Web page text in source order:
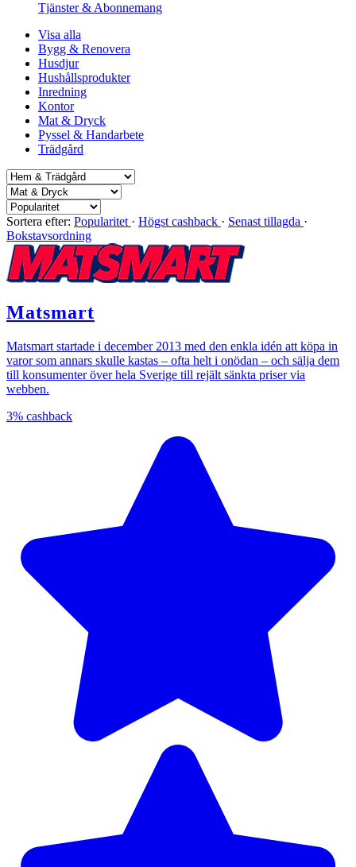
Tjänster & Abonnemang
Visa alla
Bygg & Renovera
Husdjur
Hushållsprodukter
Inredning
Kontor
Mat & Dryck
Pyssel & Handarbete
Trädgård
Sortera efter: Popularitet · Högst cashback · Senast tillagda ·
Bokstavsordning
Matsmart
Matsmart startade i december 2013 med den enkla idén att köpa in
varor som annars skulle kastas – ofta helt i onödan – och sälja dem
till konsumenter över hela Sverige till rejält sänkta priser via
webben.
3% cashback